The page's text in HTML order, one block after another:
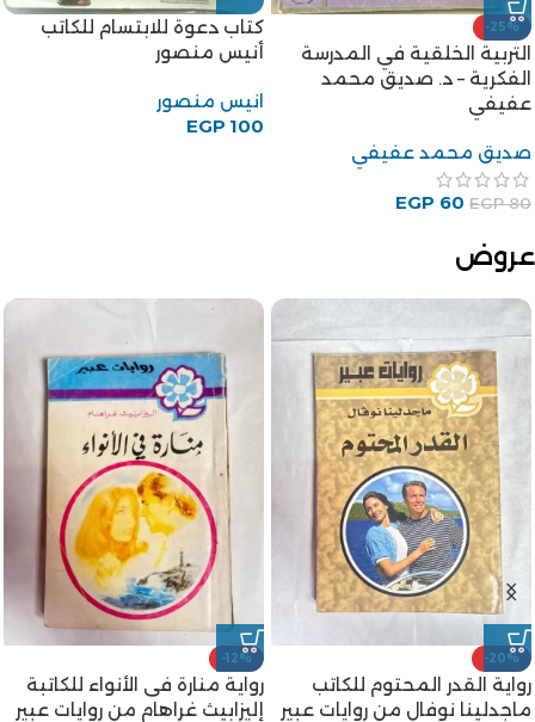
-29%
رواية أم العروسة للكاتب
عبدالحميد جودة السحار
عبدالحميد جودة السحار
EGP85
EGP60
-20%
الخروج من الجنة للكاتب توفيق
توفيق الحكيم
عروض
-20%
رواية القدر المحتوم للكاتب
ماجدلينا نوفال من روايات عبير
-12%
رواية منارة فى الأنواء للكاتبة
إليزابيث غراهام من روايات عبير